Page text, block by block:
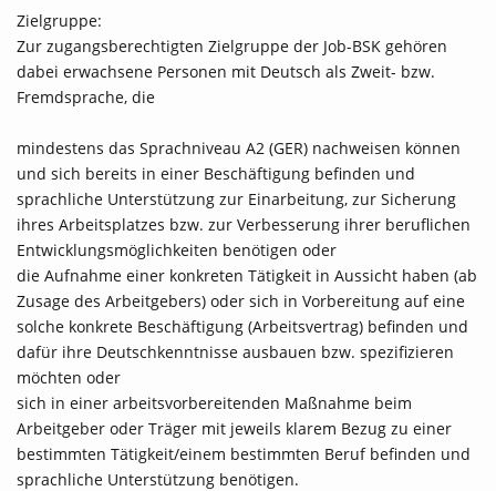
Zielgruppe:
Zur zugangsberechtigten Zielgruppe der Job-BSK gehören
dabei erwachsene Personen mit Deutsch als Zweit- bzw.
Fremdsprache, die
mindestens das Sprachniveau A2 (GER) nachweisen können
und sich bereits in einer Beschäftigung befinden und
sprachliche Unterstützung zur Einarbeitung, zur Sicherung
ihres Arbeitsplatzes bzw. zur Verbesserung ihrer beruflichen
Entwicklungsmöglichkeiten benötigen oder
die Aufnahme einer konkreten Tätigkeit in Aussicht haben (ab
Zusage des Arbeitgebers) oder sich in Vorbereitung auf eine
solche konkrete Beschäftigung (Arbeitsvertrag) befinden und
dafür ihre Deutschkenntnisse ausbauen bzw. spezifizieren
möchten oder
sich in einer arbeitsvorbereitenden Maßnahme beim
Arbeitgeber oder Träger mit jeweils klarem Bezug zu einer
bestimmten Tätigkeit/einem bestimmten Beruf befinden und
sprachliche Unterstützung benötigen.